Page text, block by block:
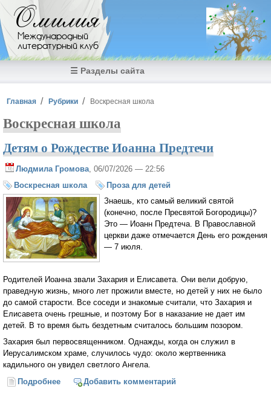
Перейти к основному содержанию
Омилия
Международный
литературный клуб
☰ Разделы сайта
Вы здесь
Главная Рубрики Воскресная школа
Воскресная школа
Детям о Рождестве Иоанна Предтечи
Людмила Громова , 06/07/2026 — 22:56
Воскресная школа
Проза для детей
Знаешь, кто самый великий святой
(конечно, после Пресвятой Богородицы)?
Это — Иоанн Предтеча. В Православной
церкви даже отмечается День его рождения
— 7 июля.
Родителей Иоанна звали Захария и Елисавета. Они вели добрую,
праведную жизнь, много лет прожили вместе, но детей у них не было
до самой старости. Все соседи и знакомые считали, что Захария и
Елисавета очень грешные, и поэтому Бог в наказание не дает им
детей. В то время быть бездетным считалось большим позором.
Захария был первосвященником. Однажды, когда он служил в
Иерусалимском храме, случилось чудо: около жертвенника
кадильного он увидел светлого Ангела.
Подробнее о Детям о Рождестве Иоанна Предтечи
Добавить комментарий